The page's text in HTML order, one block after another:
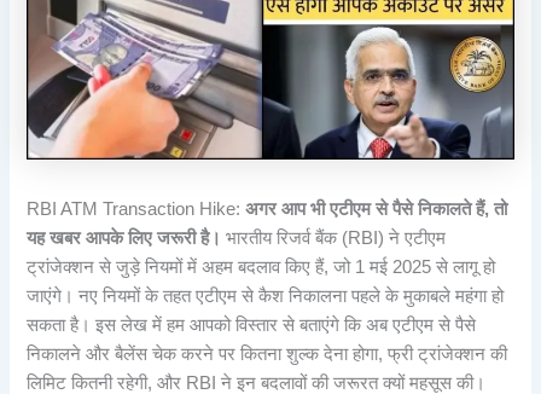
RBI ATM Transaction Hike:अगर आप भी एटीएम से पैसे निकालते हैं, तो
यह खबर आपके लिए जरूरी है। भारतीय रिजर्व बैंक (RBI) ने एटीएम
ट्रांजेक्शन से जुड़े नियमों में अहम बदलाव किए हैं, जो 1 मई 2025 से लागू हो
जाएंगे। नए नियमों के तहत एटीएम से कैश निकालना पहले के मुकाबले महंगा हो
सकता है। इस लेख में हम आपको विस्तार से बताएंगे कि अब एटीएम से पैसे
निकालने और बैलेंस चेक करने पर कितना शुल्क देना होगा, फ्री ट्रांजेक्शन की
लिमिट कितनी रहेगी, और RBI ने इन बदलावों की जरूरत क्यों महसूस की।